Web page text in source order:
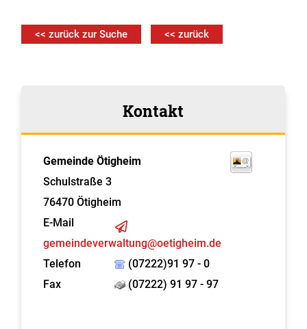
<< zurück zur Suche << zurück
Kontakt
Gemeinde Ötigheim
Schulstraße 3
76470 Ötigheim
E-Mail
gemeindeverwaltung@oetigheim.de
Telefon
(07222)91 97 - 0
Fax
(07222) 91 97 - 97